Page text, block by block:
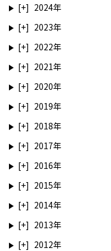
2024
2023
2022
2021
2020
2019
2018
2017
2016
2015
2014
2013
2012